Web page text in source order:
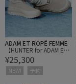
ADAM ET ROPÉ FEMME
【HUNTER for ADAM ET
ROPE'】別注TRAVEL FL
OW SUEDE TRAINER
¥25,300
NEW! 予約